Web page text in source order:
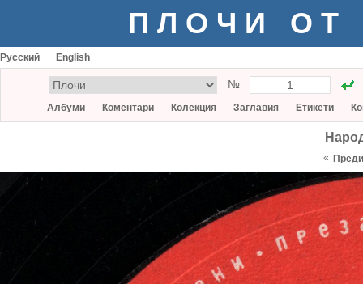
ПЛОЧИ ОТ
Русский English
№
Албуми Коментари Колекция Заглавия Етикети
«